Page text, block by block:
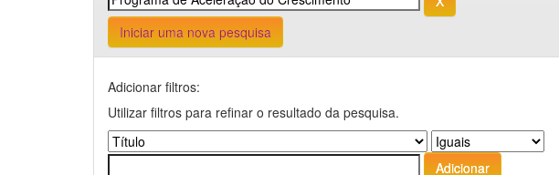
Iniciar uma nova pesquisa
Adicionar filtros:
Utilizar filtros para refinar o resultado da pesquisa.